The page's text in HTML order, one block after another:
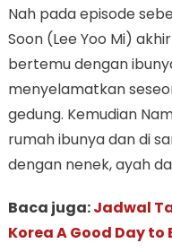
Nah pada episode
Soon (Lee Yoo Mi)
bertemu dengan
menyelamatkan
gedung. Kemudian
rumah ibunya dan di
dengan nenek, ayah
Baca juga:Jadwal
Korea A Good Day to